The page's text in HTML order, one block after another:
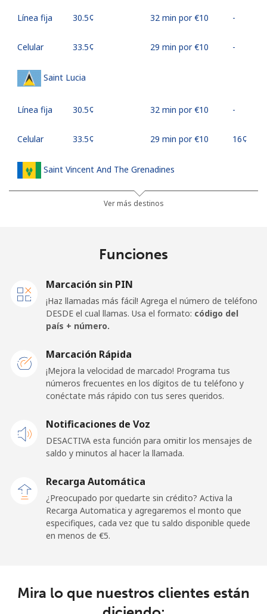
Línea fija ⁦30.5¢⁩ 32 min por ⁦€10⁩ -
Celular ⁦33.5¢⁩ 29 min por ⁦€10⁩ -
Saint Lucia
Línea fija ⁦30.5¢⁩ 32 min por ⁦€10⁩ -
Celular ⁦33.5¢⁩ 29 min por ⁦€10⁩ ⁦16¢⁩
Saint Vincent And The Grenadines
36 min por ⁦€10⁩
Línea fija
⁦121.5¢⁩
San Marino
Línea fija ⁦21.9¢⁩ 45 min por ⁦€10⁩ -
Sao Tome And Principe
country
⁦194.5¢⁩
Saudi Arabia
Ver más destinos
Funciones
Marcación sin PIN
¡Haz llamadas más fácil! Agrega el número de teléfono
DESDE el cual llamas. Usa el formato: código del
país + número.
Marcación Rápida
¡Mejora la velocidad de marcado! Programa tus
números frecuentes en los dígitos de tu teléfono y
conéctate más rápido con tus seres queridos.
Notificaciones de Voz
DESACTIVA esta función para omitir los mensajes de
saldo y minutos al hacer la llamada.
Recarga Automática
¿Preocupado por quedarte sin crédito? Activa la
Recarga Automatica y agregaremos el monto que
especifiques, cada vez que tu saldo disponible quede
en menos de ⁦€5⁩.
Mira lo que nuestros clientes están